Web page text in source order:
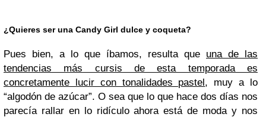
¿Quieres ser una Candy Girl dulce y coqueta?
Pues bien, a lo que íbamos, resulta que una de las
tendencias más cursis de esta temporada es
concretamente lucir con tonalidades pastel, muy a lo
“algodón de azúcar”. O sea que lo que hace dos días nos
parecía rallar en lo ridículo ahora está de moda y nos